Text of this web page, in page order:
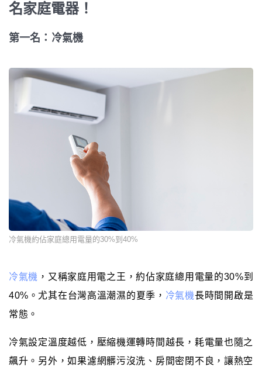
名家庭電器！
第一名：冷氣機
冷氣機約佔家庭總用電量的30%到40%
冷氣機 ，又稱家庭用電之王，約佔家庭總用電量的30%到
40%。尤其在台灣高溫潮濕的夏季， 冷氣機長時間開啟是
常態。
冷氣設定溫度越低，壓縮機運轉時間越長，耗電量也隨之
飆升。另外，如果濾網髒污沒洗、房間密閉不良，讓熱空